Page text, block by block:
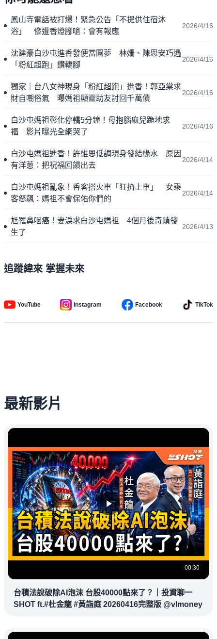
鳳山寺電話被打爆！緊急公告「不提供住宿沐
浴」 慘遭香燈腳嗆：會有報應
2026/4/16
沈建豪白沙屯進香發便當圓夢 林姍、陳思安巧遇
「粉紅超跑」鑽轎腳
2026/4/16
獨家｜台八女神現身「粉紅超跑」進香！郭亞棠求
財自嘲俗氣 曝媽祖顯靈助友討回千萬債
2026/4/16
白沙屯媽祖彰化停轎5分鐘！母抱腦麻兒跪地求
福 影片曝光全網哭了
2026/4/16
白沙屯媽祖進香！許維恩低調現身發結緣水 原因
有洋蔥：把祝福回饋出去
2026/4/14
白沙屯媽祖亂象！香客搭火車「狂擠上車」 女乘
客怒飆：媽祖不會保佑你們的
2026/4/14
尪罹鼻咽癌！妻淚求白沙屯媽祖 4個月後奇蹟發
生了
2026/4/13
追蹤緯來 掌握未來
YouTube Instagram Facebook TikTok
最新影片
00:30
台積法說破除AI泡沫 台股40000點來了？｜投資聊一
SHOT ft.#杜金龍 #黃詣庭 20260416完整版 @vlmoney